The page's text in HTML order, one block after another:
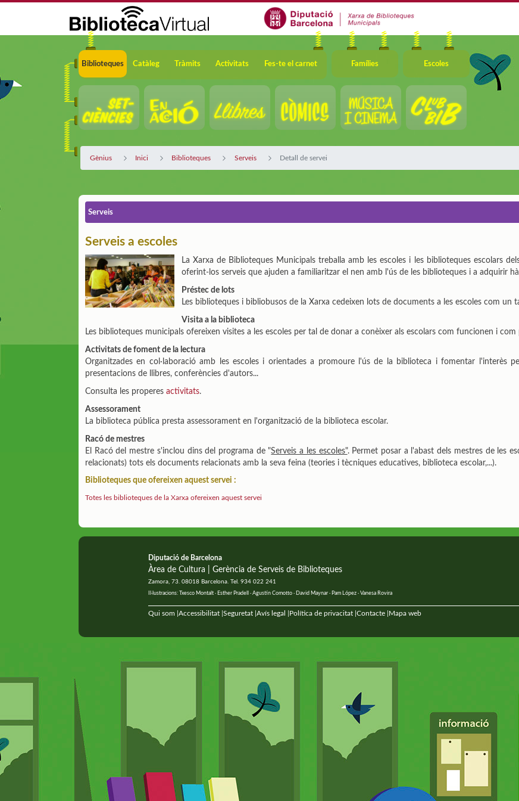
Navegació
Biblioteques Catàleg Tràmits Activitats Fes-te el carnet Famílies Escoles
Gènius Inici Biblioteques Serveis Detall de servei
Serveis
Serveis a escoles
La Xarxa de Biblioteques Municipals treballa amb les escoles i les biblioteques escolars
oferint-los serveis que ajuden a familiaritzar el nen amb l'ús de les biblioteques i a adquirir
Préstec de lots
Les biblioteques i bibliobusos de la Xarxa cedeixen lots de documents a les escoles com
Visita a la biblioteca
Les biblioteques municipals ofereixen visites a les escoles per tal de donar a conèixer als escolars com funcionen i
Activitats de foment de la lectura
Organitzades en col·laboració amb les escoles i orientades a promoure l'ús de la biblioteca i fomentar
presentacions de llibres, conferències d'autors...
Consulta les properes activitats.
Assessorament
La biblioteca pública presta assessorament en l'organització de la biblioteca escolar.
Racó de mestres
El Racó del mestre s'inclou dins del programa de "Serveis a les escoles". Permet posar a l'abast dels mestres de les
relacionats) tots els documents relacionats amb la seva feina (teories i tècniques educatives, biblioteca escolar,...).
Biblioteques que ofereixen aquest servei :
Totes les biblioteques de la Xarxa ofereixen aquest servei
Diputació de Barcelona
Àrea de Cultura | Gerència de Serveis de Biblioteques
Zamora, 73. 08018 Barcelona. Tel. 934 022 241
Il·lustracions: Txesco Montalt · Esther Pradell · Agustín Comotto · David Maynar · Pam López · Vanesa Rovira
Qui som Accessibilitat| Seguretat| Avís legal Política de privacitat| Contacte| Mapa web